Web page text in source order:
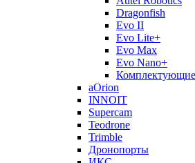
Dragonfish
Evo II
Evo Lite+
Evo Max
Evo Nano+
Комплектующие
aOrion
INNOIT
Supercam
Teodrone
Trimble
Дронопорты